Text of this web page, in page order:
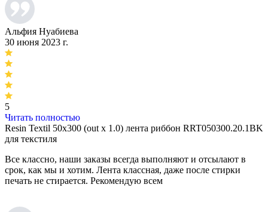
Альфия Нуабиева
30 июня 2023 г.
5
Читать полностью
Resin Textil 50x300 (out x 1.0) лента риббон RRT050300.20.1BK
для текстиля
Все классно, наши заказы всегда выполняют и отсылают в
срок, как мы и хотим. Лента классная, даже после стирки
печать не стирается. Рекомендую всем